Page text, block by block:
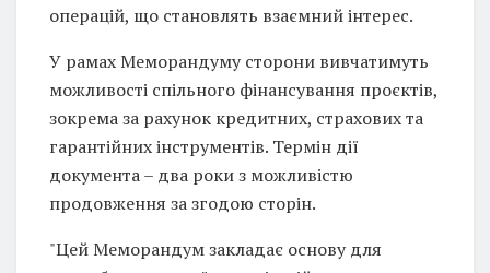
операцій, що становлять взаємний інтерес.
У рамах Меморандуму сторони вивчатимуть
можливості спільного фінансування проєктів,
зокрема за рахунок кредитних, страхових та
гарантійних інструментів. Термін дії
документа – два роки з можливістю
продовження за згодою сторін.
"Цей Меморандум закладає основу для